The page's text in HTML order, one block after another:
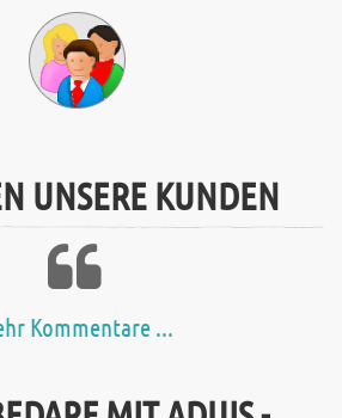
UNSERE KUNDEN
Kommentare ...